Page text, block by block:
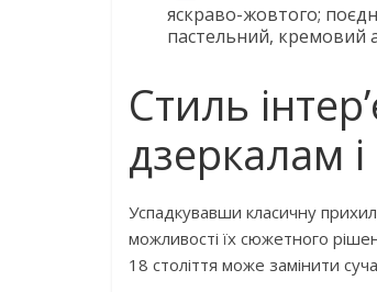
яскраво-жовтого;
пастельний, кремовий
Стиль
дзеркалам і
Успадкувавши класичну
можливості їх сюжетного
18 століття може замінити